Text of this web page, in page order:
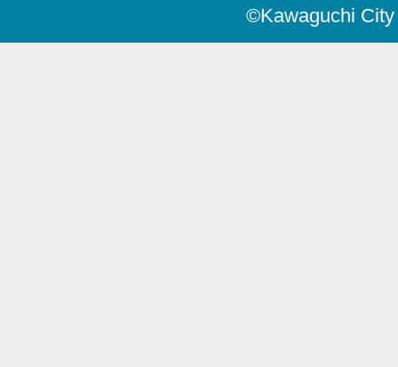
©Kawaguchi City